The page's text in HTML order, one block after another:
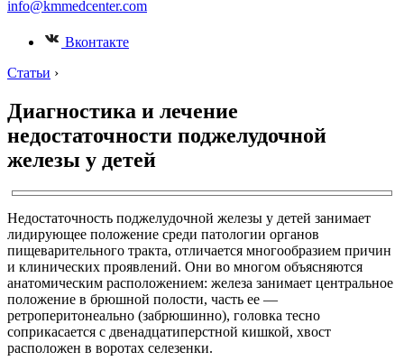
info@kmmedcenter.com
Вконтакте
Статьи ›
Диагностика и лечение
недостаточности поджелудочной
железы у детей
Недостаточность поджелудочной железы у детей занимает
лидирующее положение среди патологии органов
пищеварительного тракта, отличается многообразием причин
и клинических проявлений. Они во многом объясняются
анатомическим расположением: железа занимает центральное
положение в брюшной полости, часть ее —
ретроперитонеально (забрюшинно), головка тесно
соприкасается с двенадцатиперстной кишкой, хвост
расположен в воротах селезенки.